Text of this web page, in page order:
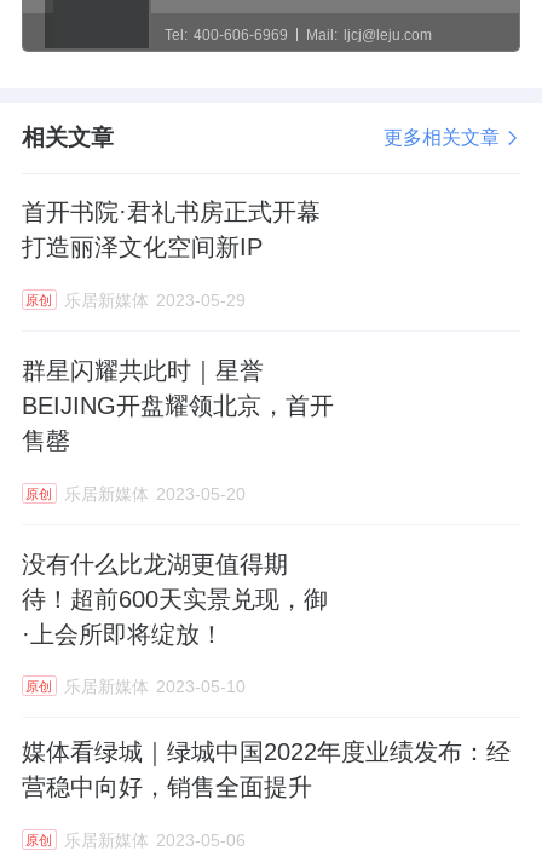
Tel: 400-606-6969 Mail: ljcj@leju.com
相关文章 更多相关文章
首开书院·君礼书房正式开幕
打造丽泽文化空间新IP
原创 乐居新媒体 2023-05-29
群星闪耀共此时｜星誉
BEIJING开盘耀领北京，首开
售罄
原创 乐居新媒体 2023-05-20
没有什么比龙湖更值得期
待！超前600天实景兑现，御
·上会所即将绽放！
原创 乐居新媒体 2023-05-10
媒体看绿城｜绿城中国2022年度业绩发布：经
营稳中向好，销售全面提升
原创 乐居新媒体 2023-05-06